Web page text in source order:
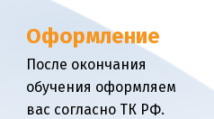
Оформление
После окончания
обучения оформляем
вас согласно ТК РФ.